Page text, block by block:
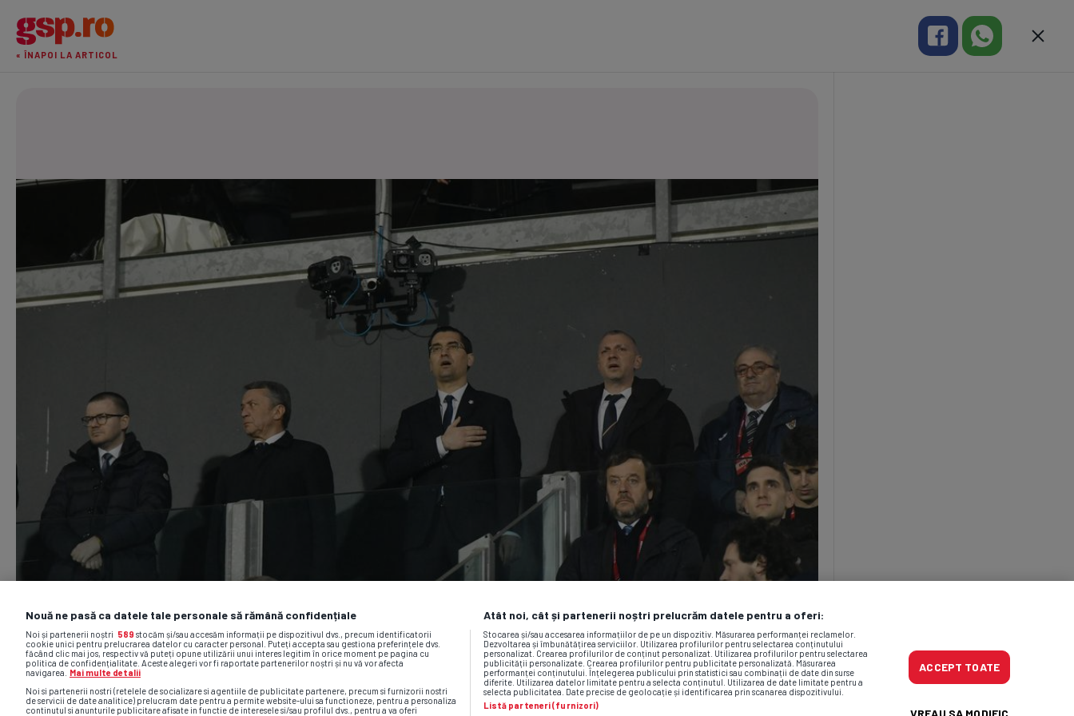
« ÎNAPOI LA ARTICOL
Nouă ne pasă ca datele tale personale să rămână confidențiale
Noi și partenerii noștri 589 stocăm și/sau accesăm informații pe dispozitivul dvs., precum identificatorii
cookie unici pentru prelucrarea datelor cu caracter personal. Puteți accepta sau gestiona preferințele dvs.
făcând clic mai jos, respectiv vă puteți opune utilizării unui interes legitim în orice moment pe pagina cu
politica de confidențialitate. Aceste alegeri vor fi raportate partenerilor noștri și nu vă vor afecta
navigarea.
Mai multe detalii
Noi si partenerii nostri (retelele de socializare si agentiile de publicitate partenere, precum si furnizorii nostri
de servicii de date analitice) prelucram date pentru a permite website-ului sa functioneze, pentru a personaliza
continutul si anunturile publicitare afisate in functie de interesele si/sau profilul dvs., pentru a va oferi
Atât noi, cât și partenerii noștri prelucrăm datele pentru a oferi:
Stocarea și/sau accesarea informațiilor de pe un dispozitiv. Măsurarea performanței reclamelor.
Dezvoltarea și îmbunătățirea serviciilor. Utilizarea profilurilor pentru selectarea conținutului
personalizat. Crearea profilurilor de conținut personalizat. Utilizarea profilurilor pentru selectarea
publicității personalizate. Crearea profilurilor pentru publicitate personalizată. Măsurarea
performanței conținutului. Înțelegerea publicului prin statistici sau combinații de date din surse
diferite. Utilizarea datelor limitate pentru a selecta conținutul. Utilizarea de date limitate pentru a
selecta publicitatea. Date precise de geolocație și identificarea prin scanarea dispozitivului.
Listă parteneri (furnizori)
ACCEPT TOATE
VREAU SA MODIFIC